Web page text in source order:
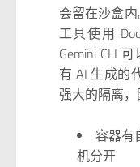
会留在沙盒
工具使用
Gemini CLI
有 AI 生成的
强大的隔离，
容器有
机分开